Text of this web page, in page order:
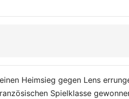
Heimsieg gegen Lens
Spielklasse